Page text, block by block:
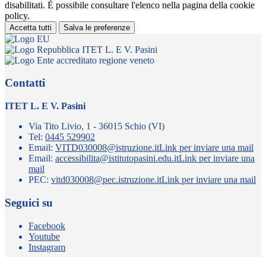
disabilitati. È possibile consultare l'elenco nella pagina della cookie
policy.
Accetta tutti Salva le preferenze
ITET L. E V. Pasini
Contatti
ITET L. E V. Pasini
Via Tito Livio, 1 - 36015 Schio (VI)
Tel: 0445 529902
Email: VITD030008@istruzione.itLink per inviare una mail
Email: accessibilita@istitutopasini.edu.itLink per inviare una
mail
PEC: vitd030008@pec.istruzione.itLink per inviare una mail
Seguici su
Facebook
Youtube
Instagram